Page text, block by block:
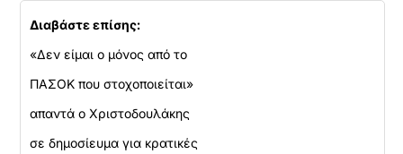
Διαβάστε επίσης:
«Δεν είμαι ο μόνος από το
ΠΑΣΟΚ που στοχοποιείται»
απαντά ο Χριστοδουλάκης
σε δημοσίευμα για κρατικές